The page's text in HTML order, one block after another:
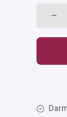
High
31-